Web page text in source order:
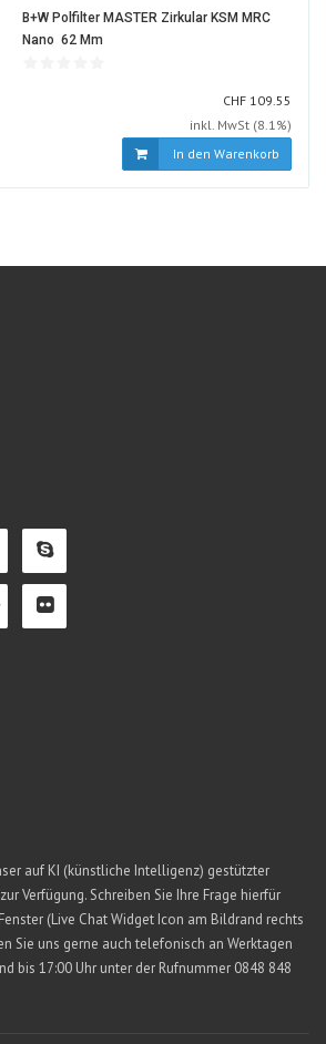
B+W Polfilter MASTER Zirkular KSM MRC
Nano  62 Mm
CHF CHF
109.55
inkl. MwSt (8.1%)
In den Warenkorb
auf KI (künstliche Intelligenz) gestützter
Verfügung. Schreiben Sie Ihre Frage hierfür
(Live Chat Widget Icon am Bildrand rechts
Sie uns gerne auch telefonisch an Werktagen
bis 17:00 Uhr unter der Rufnummer 0848 848